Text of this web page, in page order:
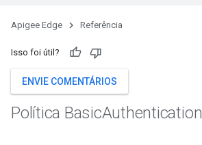
Apigee Edge Referência
Isso foi útil?
ENVIE COMENTÁRIOS
Política BasicAuthentication